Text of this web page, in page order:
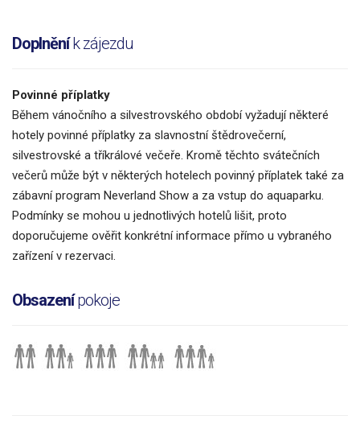
Doplněník zájezdu
Povinné příplatky
Během vánočního a silvestrovského období vyžadují některé
hotely povinné příplatky za slavnostní štědrovečerní,
silvestrovské a tříkrálové večeře. Kromě těchto svátečních
večerů může být v některých hotelech povinný příplatek také za
zábavní program Neverland Show a za vstup do aquaparku.
Podmínky se mohou u jednotlivých hotelů lišit, proto
doporučujeme ověřit konkrétní informace přímo u vybraného
zařízení v rezervaci.
Obsazenípokoje